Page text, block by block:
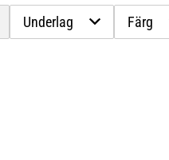
Underlag Färg